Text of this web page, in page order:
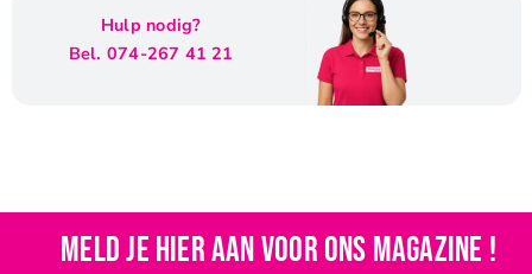
Hulp nodig?
Bel. 074-267 41 21
Meld je hier aan voor ons magazine !